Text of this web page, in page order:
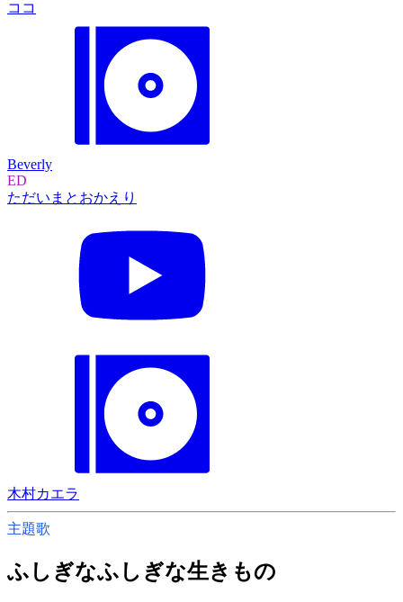
ココ
Beverly
ED
ただいまとおかえり
木村カエラ
主題歌
ふしぎなふしぎな生きもの